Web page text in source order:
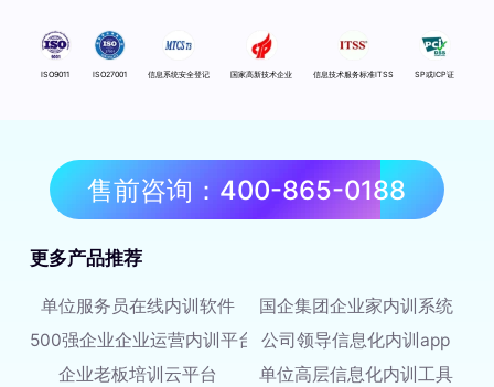
ISO9011 ISO27001 信息系统安全登记 国家高新技术企业 信息技术服务标准ITSS SP或ICP证
售前咨询：400-865-0188
更多产品推荐
单位服务员在线内训软件
国企集团企业家内训系统
500强企业企业运营内训平台
公司领导信息化内训app
企业老板培训云平台
单位高层信息化内训工具